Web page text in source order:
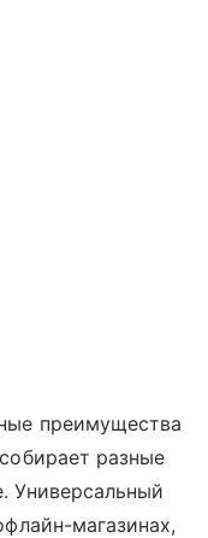
преимущества
разные
Универсальный
магазинах,